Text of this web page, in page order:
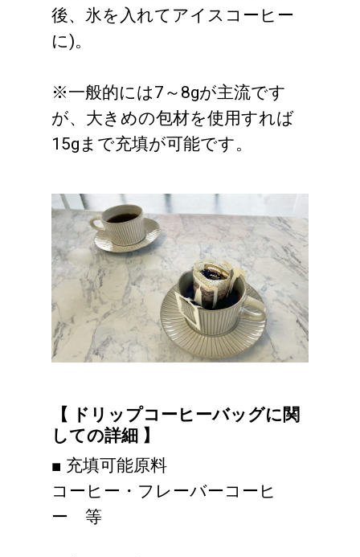
後、氷を入れてアイスコーヒー
に)。
※一般的には7～8gが主流です
が、大きめの包材を使用すれば
15gまで充填が可能です。
【 ドリップコーヒーバッグに関
しての詳細 】
■ 充填可能原料
コーヒー・フレーバーコーヒ
ー 等